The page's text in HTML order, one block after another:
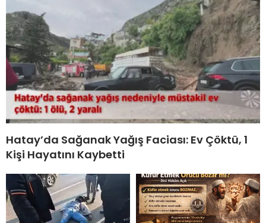
Hatay’da Sağanak Yağış Faciası: Ev Çöktü, 1
Kişi Hayatını Kaybetti